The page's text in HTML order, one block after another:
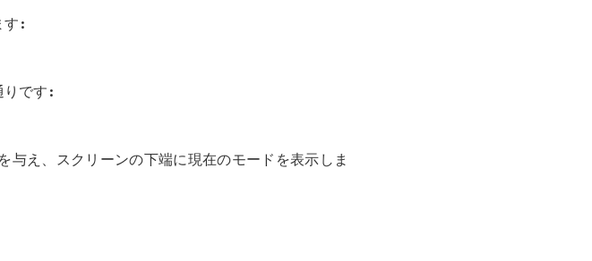
す:
りです:
え、スクリーンの下端に現在のモードを表示しま